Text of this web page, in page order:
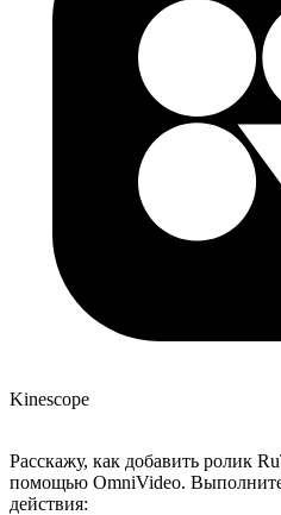
Kinescope
Расскажу, как добавить ролик
помощью OmniVideo.
действия: